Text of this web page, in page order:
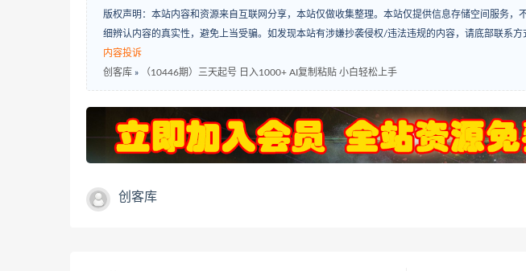
版权声明：本站内容和资源来自互联网分享，本站仅做收集整理。本站仅提供信息存储空间服务，
细辨认内容的真实性，避免上当受骗。如发现本站有涉嫌抄袭侵权/违法违规的内容，请底部联系方
内容投诉
创客库 » （10446期）三天起号 日入1000+ AI复制粘贴 小白轻松上手
创客库